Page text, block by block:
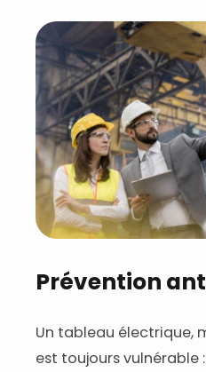
Prévention
Un tableau électrique,
est toujours